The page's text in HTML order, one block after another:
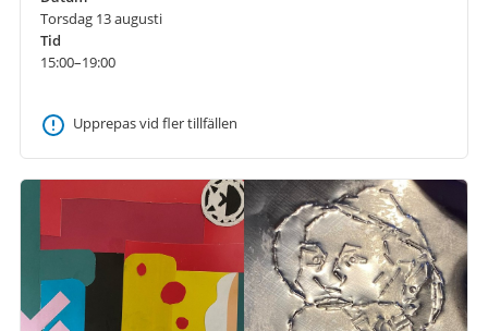
Torsdag 13 augusti
Tid
15:00–19:00
Upprepas vid fler tillfällen